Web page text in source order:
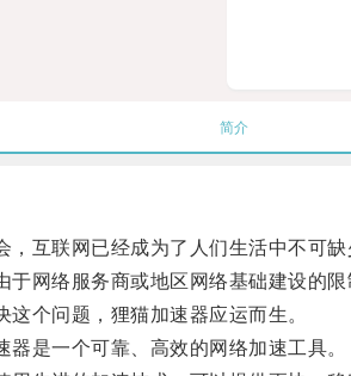
简介
互联网已经成为了人们生活中不可缺
网络服务商或地区网络基础建设的限
个问题，狸猫加速器应运而生。
是一个可靠、高效的网络加速工具。